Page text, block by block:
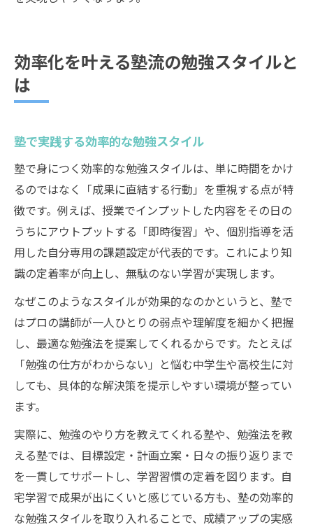
効率化を叶える塾流の勉強スタイルと
は
塾で実践する効率的な勉強スタイル
塾で身につく効率的な勉強スタイルは、単に時間をかけ
るのではなく「成果に直結する行動」を重視する点が特
徴です。例えば、授業でインプットした内容をその日の
うちにアウトプットする「即時復習」や、個別指導を活
用した自分専用の課題設定が代表的です。これにより知
識の定着率が向上し、無駄のない学習が実現します。
なぜこのようなスタイルが効果的なのかというと、塾で
はプロの講師が一人ひとりの弱点や理解度を細かく把握
し、最適な勉強法を提案してくれるからです。たとえば
「勉強の仕方がわからない」と悩む中学生や高校生に対
しても、具体的な解決策を提示しやすい環境が整ってい
ます。
実際に、勉強のやり方を教えてくれる塾や、勉強法を教
える塾では、目標設定・計画立案・日々の振り返りまで
を一貫してサポートし、学習習慣の定着を図ります。自
宅学習で成果が出にくいと感じている方も、塾の効率的
な勉強スタイルを取り入れることで、成績アップの実感